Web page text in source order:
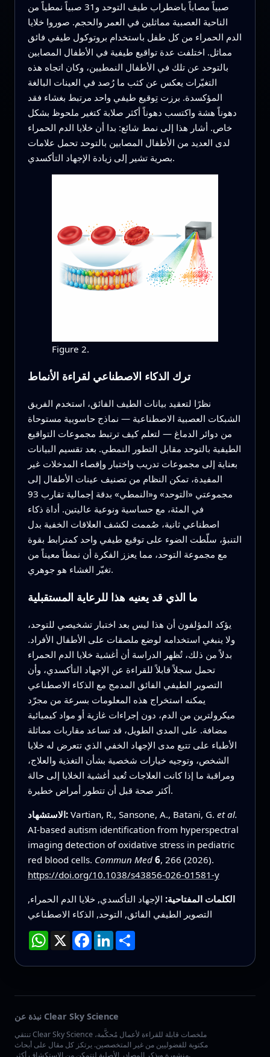
صبياً مصاباً باضطراب طيف التوحد و31 صبياً نمطياً من
الناحية العصبية مماثلين في العمر والحجم. صوروا خلايا
الدم الحمراء من كل طفل باستخدام بروتوكول طيفي فائق
مماثل. اختلفت عدة تواقيع طيفية في الأطفال المصابين
بالتوحد عن تلك في الأطفال النمطيين، وكان اتجاه هذه
التغيّرات يعكس عن كثب ما رُصد في العينات البالغة
المؤكسدة. برزت تِوقيع طيفي واحد مرتبط بغشاء فقد
دهوناً هشة واكتسب دهوناً أكثر صلابة كتغير ملحوظ بشكل
خاص. أشار هذا إلى نمط شائع: بدا أن خلايا الدم الحمراء
لدى العديد من الأطفال المصابين بالتوحد تحمل علامات
بصرية تشير إلى زيادة الإجهاد التأكسدي.
Figure 2.
ترك الذكاء الاصطناعي لقراءة الأنماط
نظرًا لتعقيد بيانات الطيف الفائق، استخدم الفريق
الشبكات العصبية الاصطناعية — نماذج حاسوبية مستوحاة
من دوائر الدماغ — لتعلم كيف ترتبط مجموعات التواقيع
الطيفية بالتوحد مقابل التطور النمطي. بعد تقسيم البيانات
بعناية إلى مجموعات تدريب واختبار وإقصاء المدخلات غير
المفيدة، تمكن النظام من تصنيف عينات الأطفال إلى
مجموعتي «التوحد» و«النمطي» بدقة إجمالية تقارب 93
في المئة، مع حساسية ونوعية عاليتين. أداة ذكاء
اصطناعي ثانية، صُممت لكشف العلاقات الخفية بدل
التنبؤ، سلّطت الضوء على توقيع طيفي واحد كمترابط بقوة
مع مجموعة التوحد، مما يعزز الفكرة أن نمطاً معيناً من
تغيّر الغشاء هو جوهري.
ما الذي قد يعنيه هذا للرعاية المستقبلية
يؤكد المؤلفون أن هذا ليس بعد اختبار تشخيصي للتوحد،
ولا ينبغي استخدامه لوضع ملصقات على الأطفال الأفراد.
بدلاً من ذلك، تُظهر الدراسة أن أغشية خلايا الدم الحمراء
تحمل سجلاً قابلاً للقراءة عن الإجهاد التأكسدي، وأن
التصوير الطيفي الفائق المدمج مع الذكاء الاصطناعي
يمكنه استخراج هذه المعلومات بسرعة من مجرّد
ميكرولترين من الدم، دون إجراءات غازية أو مواد كيميائية
مضافة. على المدى الطويل، قد تساعد مقاربات مماثلة
الأطباء على تتبع مدى الإجهاد الخفي الذي تتعرض له خلايا
الشخص، وتوجيه خيارات شخصية بشأن التغذية والعلاج،
ومراقبة ما إذا كانت العلاجات تُعيد أغشية الخلايا إلى حالة
أكثر صحة قبل أن تتطور أمراض خطيرة.
الاستشهاد: Vartian, R., Sansone, A., Batani, G. et al.
AI-based autism identification from hyperspectral
imaging detection of oxidative stress in pediatric
red blood cells. Commun Med 6, 266 (2026).
https://doi.org/10.1038/s43856-026-01581-y
الكلمات المفتاحية: الإجهاد التأكسدي, خلايا الدم الحمراء,
التصوير الطيفي الفائق, التوحد, الذكاء الاصطناعي
WhatsApp
X Facebook
LinkedIn
انشر
نبذة عن Clear Sky Science
تنتقي Clear Sky Science ملخصات قابلة للقراءة لأعمال مُحكَّمة،
مكتوبة للفضوليين من غير المتخصصين. يرتكز كل مقال على أبحاث